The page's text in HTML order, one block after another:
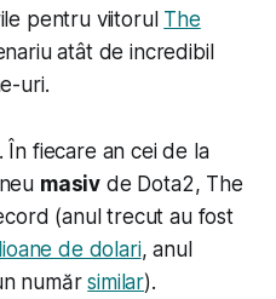
pentru viitorul The
atât de incredibil
uri.
fiecare an cei de la
masiv de Dota2, The
(anul trecut au fost
de dolari, anul
numărsimilar).